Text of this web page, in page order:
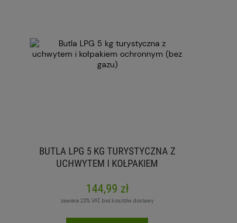
BUTLA LPG 5 KG TURYSTYCZNA Z
UCHWYTEM I KOŁPAKIEM
144,99 zł
zawiera 23% VAT, bez kosztów dostawy